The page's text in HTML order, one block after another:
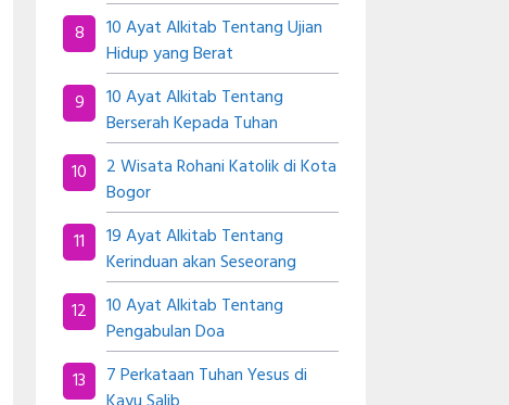
10 Ayat Alkitab Tentang Ujian
Hidup yang Berat
10 Ayat Alkitab Tentang
Berserah Kepada Tuhan
2 Wisata Rohani Katolik di Kota
Bogor
19 Ayat Alkitab Tentang
Kerinduan akan Seseorang
10 Ayat Alkitab Tentang
Pengabulan Doa
7 Perkataan Tuhan Yesus di